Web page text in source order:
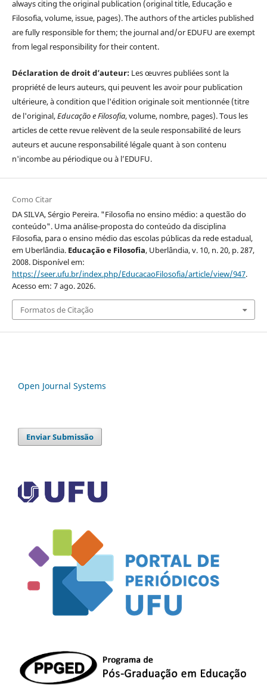
always citing the original publication (original title, Educação e
Filosofia, volume, issue, pages). The authors of the articles published
are fully responsible for them; the journal and/or EDUFU are exempt
from legal responsibility for their content.
Déclaration de droit d’auteur: Les œuvres publiées sont la
propriété de leurs auteurs, qui peuvent les avoir pour publication
ultérieure, à condition que l'édition originale soit mentionnée (titre
de l'original,Educação e Filosofia, volume, nombre, pages). Tous les
articles de cette revue relèvent de la seule responsabilité de leurs
auteurs et aucune responsabilité légale quant à son contenu
n'incombe au périodique ou à l’EDUFU.
Como Citar
DA SILVA, Sérgio Pereira. "Filosofia no ensino médio: a questão do
conteúdo". Uma análise-proposta do conteúdo da disciplina
Filosofia, para o ensino médio das escolas públicas da rede estadual,
em Uberlândia. Educação e Filosofia, Uberlândia, v. 10, n. 20, p. 287,
2008. Disponível em:
https://seer.ufu.br/index.php/EducacaoFilosofia/article/view/947.
Acesso em: 7 ago. 2026.
Formatos de Citação
Open Journal Systems
Enviar Submissão